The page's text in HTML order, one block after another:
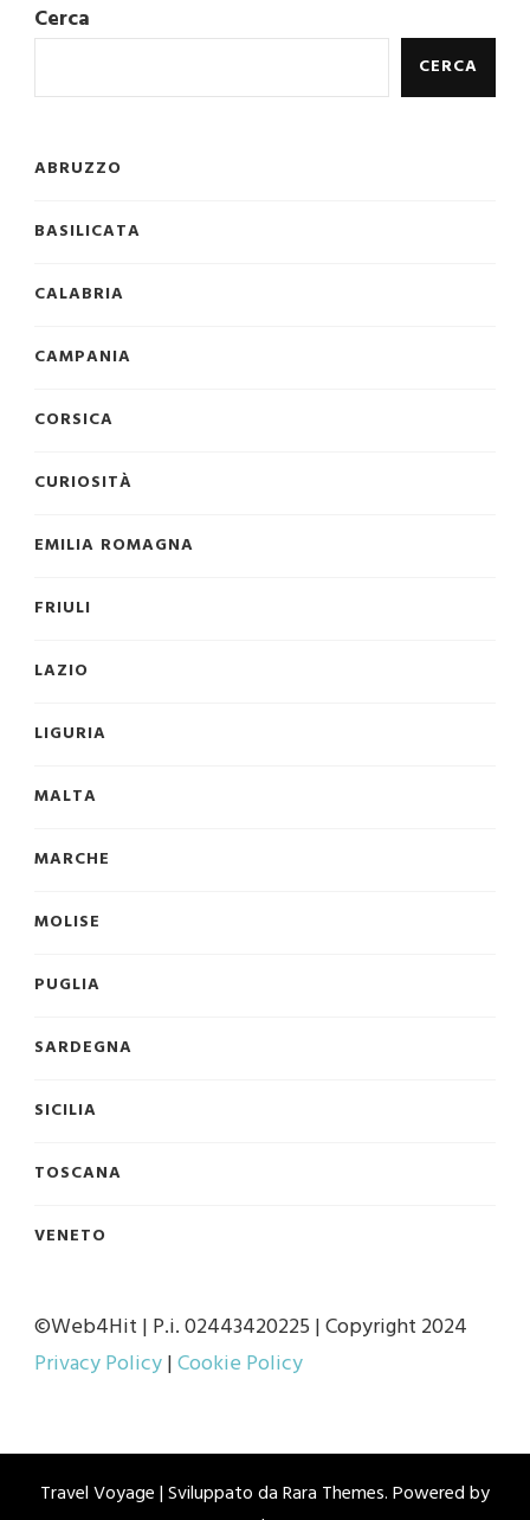
Cerca
CERCA
ABRUZZO
BASILICATA
CALABRIA
CAMPANIA
CORSICA
CURIOSITÀ
EMILIA ROMAGNA
FRIULI
LAZIO
LIGURIA
MALTA
MARCHE
MOLISE
PUGLIA
SARDEGNA
SICILIA
TOSCANA
VENETO
©Web4Hit | P.i. 02443420225 | Copyright 2024
Privacy Policy|Cookie Policy
Travel Voyage | Sviluppato daRara Themes. Powered by